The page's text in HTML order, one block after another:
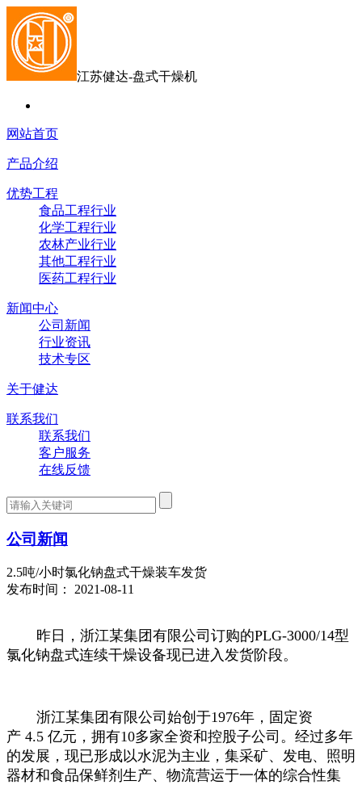
江苏健达-盘式干燥机
网站首页
产品介绍
优势工程
食品工程行业
化学工程行业
农林产业行业
其他工程行业
医药工程行业
新闻中心
公司新闻
行业资讯
技术专区
关于健达
联系我们
联系我们
客户服务
在线反馈
公司新闻
2.5吨/小时氯化钠盘式干燥装车发货
发布时间： 2021-08-11
昨日，浙江某集团有限公司订购的PLG-3000/14型
氯化钠盘式连续干燥设备现已进入发货阶段。
浙江某集团有限公司始创于1976年，固定资
产 4.5 亿元，拥有10多家全资和控股子公司。经过多年
的发展，现已形成以水泥为主业，集采矿、发电、照明
器材和食品保鲜剂生产、物流营运于一体的综合性集